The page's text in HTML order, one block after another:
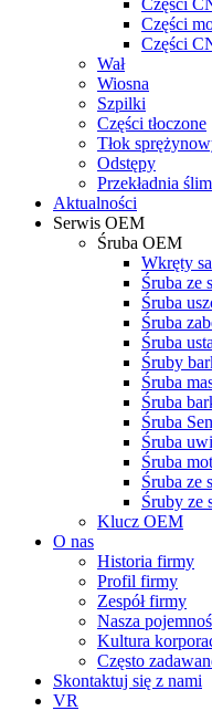
Części
Części
Części
Wał
Wiosna
Szpilki
Części tłoczone
Tłok
Odstępy
Przekładnia
Aktualności
Serwis OEM
Śruba OEM
Wkręty
Śruba ze
Śruba
Śruba
Śruba
Śruby
Śruba
Śruba
Śruba
Śruba
Śruba
Śruba ze
Śruby ze
Klucz OEM
O nas
Historia firmy
Profil firmy
Zespół firmy
Nasza
Kultura
Często
Skontaktuj się z nami
VR